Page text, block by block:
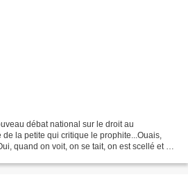
débat national sur le droit au
la petite qui critique le prophite...Ouais,
quand on voit, on se tait, on est scellé et on